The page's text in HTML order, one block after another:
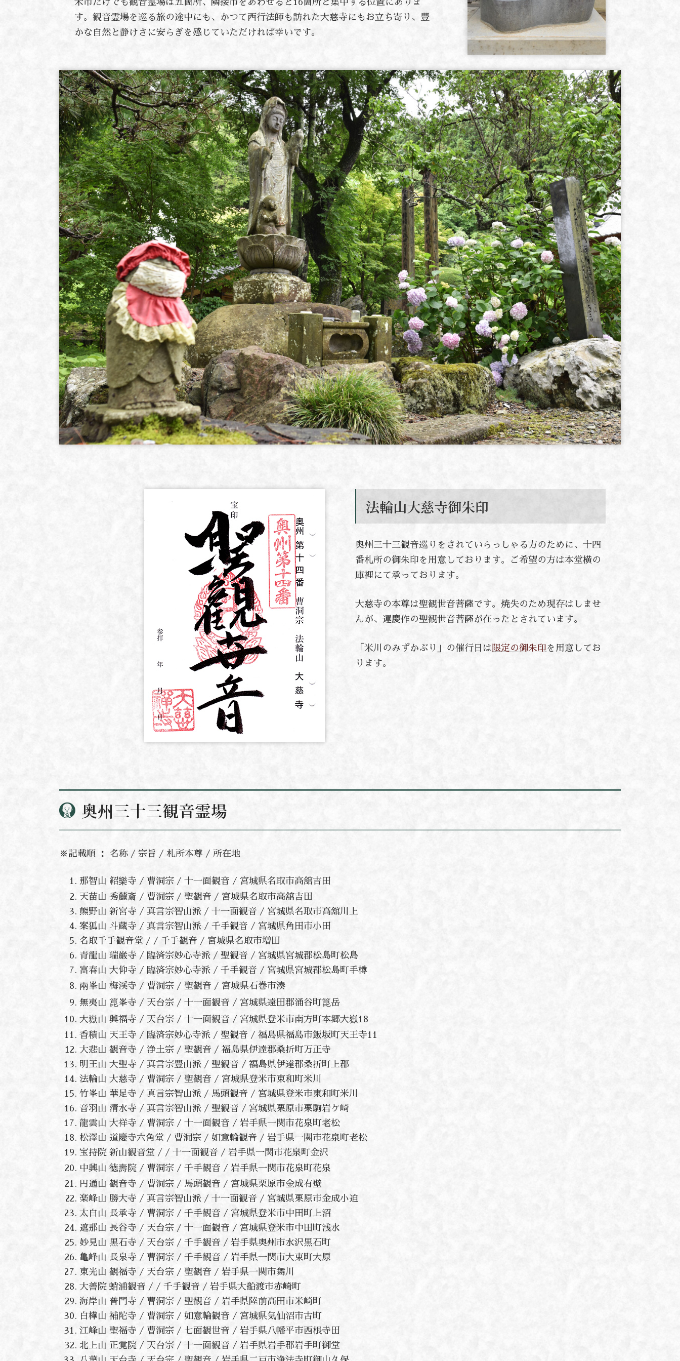
米市だけでも観音霊場は五箇所、隣接市をあわせると16箇所と集中する位置にありま
す。観音霊場を巡る旅の途中にも、かつて西行法師も訪れた大慈寺にもお立ち寄り、豊
かな自然と静けさに安らぎを感じていただければ幸いです。
法輪山大慈寺御朱印
奥州三十三観音巡りをされていらっしゃる方のために、十四
番札所の御朱印を用意しております。ご希望の方は本堂横の
庫裡にて承っております。
大慈寺の本尊は聖観世音菩薩です。焼失のため現存はしませ
んが、運慶作の聖観世音菩薩が在ったとされています。
「米川のみずかぶり」の催行日は 限定の御朱印を用意してお
ります。
奥州三十三観音霊場
※記載順 ： 名称 / 宗旨 / 札所本尊 / 所在地
那智山 紹樂寺 / 曹洞宗 / 十一面観音 / 宮城県名取市高舘吉田
天苗山 秀麓斎 / 曹洞宗 / 聖観音 / 宮城県名取市高舘吉田
熊野山 新宮寺 / 真言宗智山派 / 十一面観音 / 宮城県名取市高舘川上
案狐山 斗蔵寺 / 真言宗智山派 / 千手観音 / 宮城県角田市小田
名取千手観音堂 / / 千手観音 / 宮城県名取市増田
青龍山 瑞巌寺 / 臨済宗妙心寺派 / 聖観音 / 宮城県宮城郡松島町松島
富春山 大仰寺 / 臨済宗妙心寺派 / 千手観音 / 宮城県宮城郡松島町手樽
兩峯山 梅渓寺 / 曹洞宗 / 聖観音 / 宮城県石巻市湊
無夷山 箟峯寺 / 天台宗 / 十一面観音 / 宮城県遠田郡涌谷町箟岳
大嶽山 興福寺 / 天台宗 / 十一面観音 / 宮城県登米市南方町本郷大嶽18
香積山 天王寺 / 臨済宗妙心寺派 / 聖観音 / 福島県福島市飯坂町天王寺11
大悲山 観音寺 / 浄土宗 / 聖観音 / 福島県伊達郡桑折町万正寺
明王山 大聖寺 / 真言宗豊山派 / 聖観音 / 福島県伊達郡桑折町上郡
法輪山 大慈寺 / 曹洞宗 / 聖観音 / 宮城県登米市東和町米川
竹峯山 華足寺 / 真言宗智山派 / 馬頭観音 / 宮城県登米市東和町米川
音羽山 清水寺 / 真言宗智山派 / 聖観音 / 宮城県栗原市栗駒岩ケ崎
龍雲山 大祥寺 / 曹洞宗 / 十一面観音 / 岩手県一関市花泉町老松
松澤山 道慶寺六角堂 / 曹洞宗 / 如意輪観音 / 岩手県一関市花泉町老松
宝持院 新山観音堂 / / 十一面観音 / 岩手県一関市花泉町金沢
中興山 徳壽院 / 曹洞宗 / 千手観音 / 岩手県一関市花泉町花泉
円通山 観音寺 / 曹洞宗 / 馬頭観音 / 宮城県栗原市金成有壁
楽峰山 勝大寺 / 真言宗智山派 / 十一面観音 / 宮城県栗原市金成小迫
太白山 長承寺 / 曹洞宗 / 千手観音 / 宮城県登米市中田町上沼
遮那山 長谷寺 / 天台宗 / 十一面観音 / 宮城県登米市中田町浅水
妙見山 黒石寺 / 天台宗 / 千手観音 / 岩手県奥州市水沢黒石町
亀峰山 長泉寺 / 曹洞宗 / 千手観音 / 岩手県一関市大東町大原
東光山 観福寺 / 天台宗 / 聖観音 / 岩手県一関市舞川
大善院 蛸浦観音 / / 千手観音 / 岩手県大船渡市赤崎町
海岸山 普門寺 / 曹洞宗 / 聖観音 / 岩手県陸前高田市米崎町
白樺山 補陀寺 / 曹洞宗 / 如意輪観音 / 宮城県気仙沼市古町
江峰山 聖福寺 / 曹洞宗 / 七面観世音 / 岩手県八幡平市西根寺田
北上山 正覚院 / 天台宗 / 十一面観音 / 岩手県岩手郡岩手町御堂